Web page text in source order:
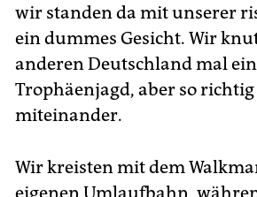
wir standen da mit unserer
ein dummes Gesicht. Wir
anderen Deutschland mal
Trophäenjagd, aber so
miteinander.
Wir kreisten mit dem
eigenen Umlaufbahn,